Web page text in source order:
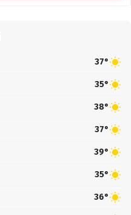
37°
35°
38°
37°
39°
35°
36°